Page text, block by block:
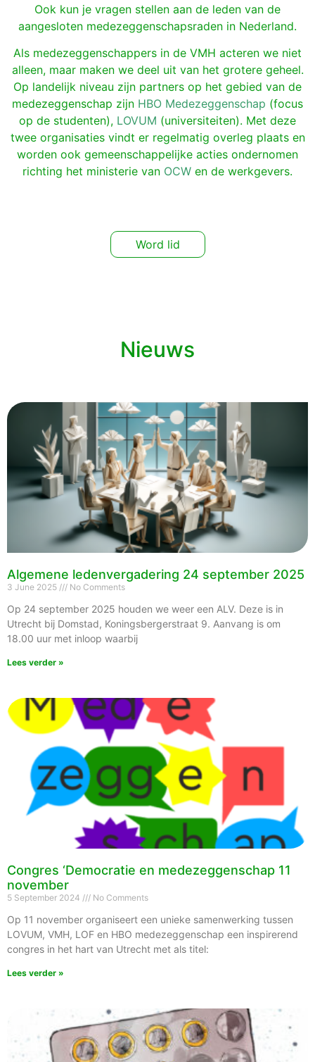
Ook kun je vragen stellen aan de leden van de
aangesloten medezeggenschapsraden in Nederland.
Als medezeggenschappers in de VMH acteren we niet
alleen, maar maken we deel uit van het grotere geheel.
Op landelijk niveau zijn partners op het gebied van de
medezeggenschap zijn HBO Medezeggenschap (focus
op de studenten), LOVUM (universiteiten). Met deze
twee organisaties vindt er regelmatig overleg plaats en
worden ook gemeenschappelijke acties ondernomen
richting het ministerie van OCW en de werkgevers.
Word lid
Nieuws
Algemene ledenvergadering 24 september 2025
3 June 2025 No Comments
Op 24 september 2025 houden we weer een ALV. Deze is in
Utrecht bij Domstad, Koningsbergerstraat 9. Aanvang is om
18.00 uur met inloop waarbij
Lees verder »
Congres ‘Democratie en medezeggenschap 11
november
5 September 2024 No Comments
Op 11 november organiseert een unieke samenwerking tussen
LOVUM, VMH, LOF en HBO medezeggenschap een inspirerend
congres in het hart van Utrecht met als titel:
Lees verder »